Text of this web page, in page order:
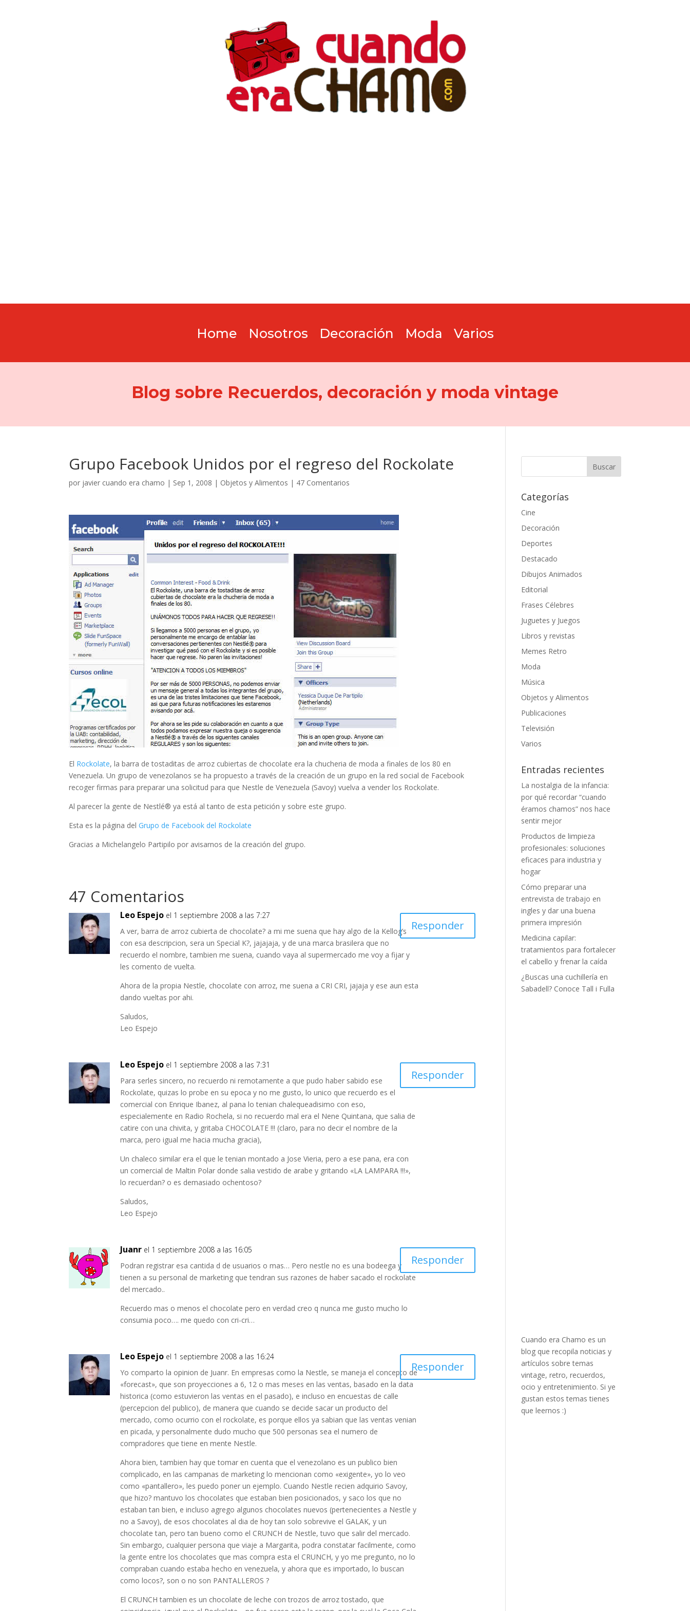
Home Nosotros Decoración Moda Varios
Blog sobre Recuerdos, decoración y moda vintage
Grupo Facebook Unidos por el regreso del Rockolate
por javier cuando era chamo | Sep 1, 2008 | Objetos y Alimentos | 47 Comentarios
El Rockolate, la barra de tostaditas de arroz cubiertas de chocolate era la chucheria de moda a finales de los 80 en
Venezuela. Un grupo de venezolanos se ha propuesto a través de la creación de un grupo en la red social de Facebook
recoger firmas para preparar una solicitud para que Nestle de Venezuela (Savoy) vuelva a vender los Rockolate.
Al parecer la gente de Nestlé® ya está al tanto de esta petición y sobre este grupo.
Esta es la página delGrupo de Facebook del Rockolate
Gracias a Michelangelo Partipilo por avisarnos de la creación del grupo.
47 Comentarios
Leo Espejo el 1 septiembre 2008 a las 7:27
A ver, barra de arroz cubierta de chocolate? a mi me suena que hay algo de la Kellog’s
con esa descripcion, sera un Special K?, jajajaja, y de una marca brasilera que no
recuerdo el nombre, tambien me suena, cuando vaya al supermercado me voy a fijar y
les comento de vuelta.
Ahora de la propia Nestle, chocolate con arroz, me suena a CRI CRI, jajaja y ese aun esta
dando vueltas por ahi.
Saludos,
Leo Espejo
Responder
Leo Espejo el 1 septiembre 2008 a las 7:31
Para serles sincero, no recuerdo ni remotamente a que pudo haber sabido ese
Rockolate, quizas lo probe en su epoca y no me gusto, lo unico que recuerdo es el
comercial con Enrique Ibanez, al pana lo tenian chalequeadisimo con eso,
especialemente en Radio Rochela, si no recuerdo mal era el Nene Quintana, que salia de
catire con una chivita, y gritaba CHOCOLATE !!! (claro, para no decir el nombre de la
marca, pero igual me hacia mucha gracia),
Un chaleco similar era el que le tenian montado a Jose Vieria, pero a ese pana, era con
un comercial de Maltin Polar donde salia vestido de arabe y gritando «LA LAMPARA !!!»,
lo recuerdan? o es demasiado ochentoso?
Saludos,
Leo Espejo
Responder
Juanr el 1 septiembre 2008 a las 16:05
Podran registrar esa cantida d de usuarios o mas… Pero nestle no es una bodeega y
tienen a su personal de marketing que tendran sus razones de haber sacado el rockolate
del mercado..
Recuerdo mas o menos el chocolate pero en verdad creo q nunca me gusto mucho lo
consumia poco…. me quedo con cri-cri…
Responder
Leo Espejo el 1 septiembre 2008 a las 16:24
Yo comparto la opinion de Juanr. En empresas como la Nestle, se maneja el concepto de
«forecast», que son proyecciones a 6, 12 o mas meses en las ventas, basado en la data
historica (como estuvieron las ventas en el pasado), e incluso en encuestas de calle
(percepcion del publico), de manera que cuando se decide sacar un producto del
mercado, como ocurrio con el rockolate, es porque ellos ya sabian que las ventas venian
en picada, y personalmente dudo mucho que 500 personas sea el numero de
compradores que tiene en mente Nestle.
Ahora bien, tambien hay que tomar en cuenta que el venezolano es un publico bien
complicado, en las campanas de marketing lo mencionan como «exigente», yo lo veo
como «pantallero», les puedo poner un ejemplo. Cuando Nestle recien adquirio Savoy,
que hizo? mantuvo los chocolates que estaban bien posicionados, y saco los que no
estaban tan bien, e incluso agrego algunos chocolates nuevos (pertenecientes a Nestle y
no a Savoy), de esos chocolates al dia de hoy tan solo sobrevive el GALAK, y un
chocolate tan, pero tan bueno como el CRUNCH de Nestle, tuvo que salir del mercado.
Sin embargo, cualquier persona que viaje a Margarita, podra constatar facilmente, como
la gente entre los chocolates que mas compra esta el CRUNCH, y yo me pregunto, no lo
compraban cuando estaba hecho en venezuela, y ahora que es importado, lo buscan
como locos?, son o no son PANTALLEROS ?
El CRUNCH tambien es un chocolate de leche con trozos de arroz tostado, que
Responder
Categorías
Cine
Decoración
Deportes
Destacado
Dibujos Animados
Editorial
Frases Célebres
Juguetes y Juegos
Libros y revistas
Memes Retro
Moda
Música
Objetos y Alimentos
Publicaciones
Televisión
Varios
Entradas recientes
La nostalgia de la infancia:
por qué recordar “cuando
éramos chamos” nos hace
sentir mejor
Productos de limpieza
profesionales: soluciones
eficaces para industria y
hogar
Cómo preparar una
entrevista de trabajo en
ingles y dar una buena
primera impresión
Medicina capilar:
tratamientos para fortalecer
el cabello y frenar la caída
¿Buscas una cuchillería en
Sabadell? Conoce Tall i Fulla
Cuando era Chamo es un
blog que recopila noticias y
artículos sobre temas
vintage, retro, recuerdos,
ocio y entretenimiento. Si ye
gustan estos temas tienes
que leernos :)